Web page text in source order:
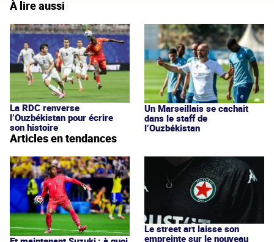
À lire aussi
La RDC renverse
l’Ouzbékistan pour écrire
son histoire
Un Marseillais se cachait
dans le staff de
l’Ouzbékistan
Articles en tendances
Le street art laisse son
empreinte sur le nouveau